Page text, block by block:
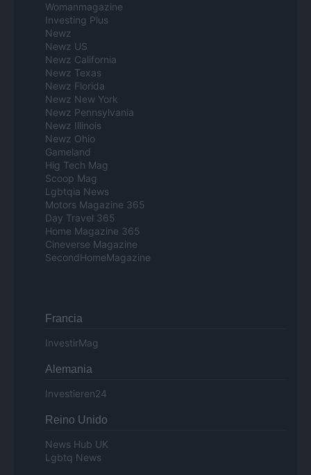
Womanmagazine
Investing Plus
Newz
Newz US
Newz California
Newz Texas
Newz Florida
Newz New York
Newz Pennsylvania
Newz Illinois
Newz Ohio
Gameland
Hig Tech Mag
Scoop Mag
Lgbtqia News
Motors Magazine 365
Day Travel 365
Home Magazine 365
Cineverse Magazine
SecondHomeMagazine
Francia
InvestirMag
Alemania
Investieren24
Reino Unido
News Hub UK
Lgbtq News